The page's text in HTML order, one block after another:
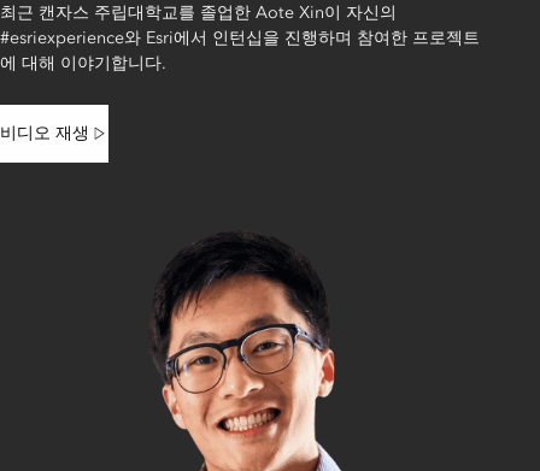
최근 캔자스 주립대학교를 졸업한 Aote Xin이 자신의
#esriexperience와 Esri에서 인턴십을 진행하며 참여한 프로젝트
에 대해 이야기합니다.
비디오 재생